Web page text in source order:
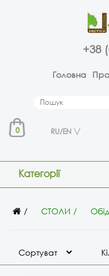
+38
Головна
0 RU/EN
Категорії
СТОЛИ